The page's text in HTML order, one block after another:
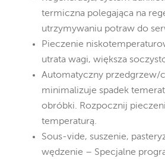
termiczna polegająca na
utrzymywaniu potraw do
Pieczenie
utrata wagi, większa
Automatyczny przedgrzew/
minimalizuje spadek
obróbki. Rozpocznij
temperaturą.
Sous-vide, suszenie,
wędzenie – Specjalne